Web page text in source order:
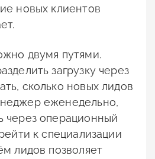
новых клиентов
двумя путями.
загрузку через
сколько новых лидов
еженедельно,
через операционный
к специализации
лидов позволяет